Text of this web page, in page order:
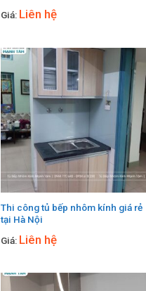
Giá: Liên hệ
Thi công tủ bếp nhôm kính giá rẻ
tại Hà Nội
Giá: Liên hệ